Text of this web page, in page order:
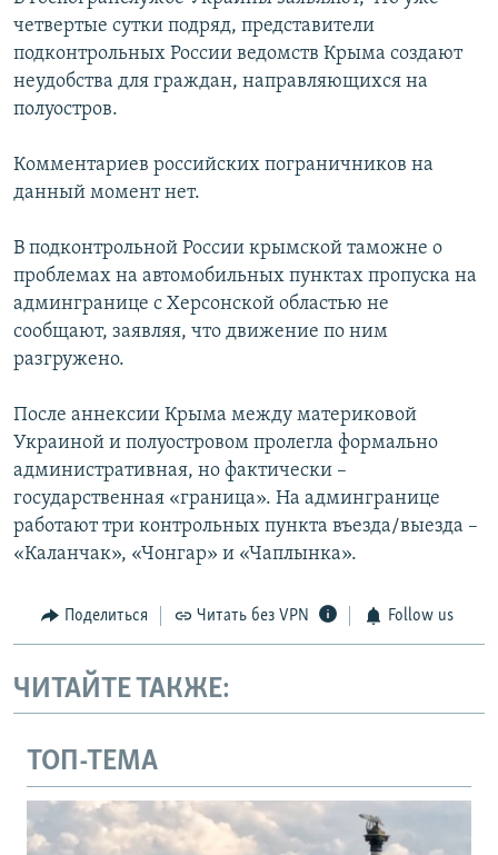
четвертые сутки подряд, представители
подконтрольных России ведомств Крыма создают
неудобства для граждан, направляющихся на
полуостров.
Комментариев российских пограничников на
данный момент нет.
В подконтрольной России крымской таможне о
проблемах на автомобильных пунктах пропуска на
админгранице с Херсонской областью не
сообщают, заявляя, что движение по ним
разгружено.
После аннексии Крыма между материковой
Украиной и полуостровом пролегла формально
административная, но фактически –
государственная «граница». На админгранице
работают три контрольных пункта въезда/выезда –
«Каланчак», «Чонгар» и «Чаплынка».
Поделиться Читать без VPN Follow us
ЧИТАЙТЕ ТАКЖЕ:
ТОП-ТЕМА